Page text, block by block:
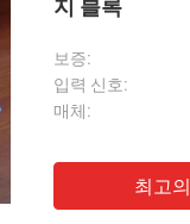
지 블록
보증:
입력 신호:
매체:
최고